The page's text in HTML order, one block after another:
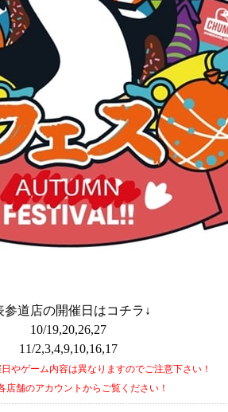
参道店の開催日はコチラ↓
10/19,20,26,27
11/2,3,4,9,10,16,17
やゲーム内容は異なりますのでご注意下さい！
店舗のアカウントからご覧ください！